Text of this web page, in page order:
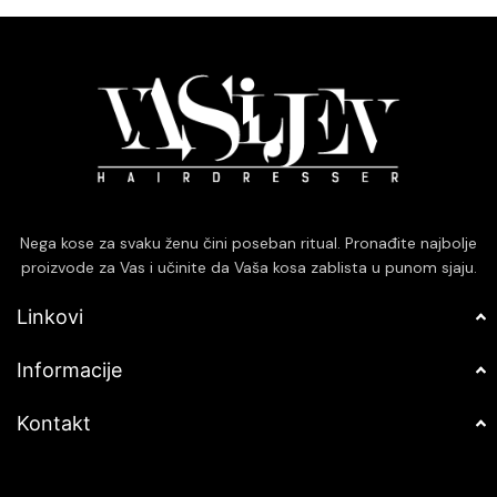
bez obzira na teksturu.
Nega kose za svaku ženu čini poseban ritual. Pronađite najbolje
proizvode za Vas i učinite da Vaša kosa zablista u punom sjaju.
Linkovi
Informacije
Kontakt